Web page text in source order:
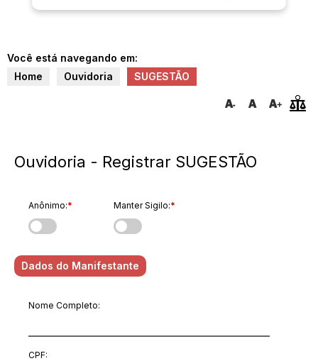
Você está navegando em:
Home
Ouvidoria SUGESTÃO
Ouvidoria - Registrar SUGESTÃO
Anônimo:* Manter Sigilo:*
Dados do Manifestante
Nome Completo:
CPF: